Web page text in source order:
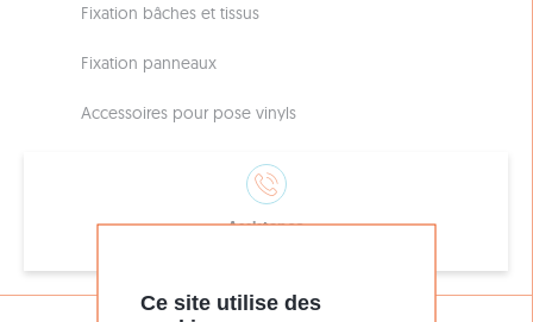
Fixation bâches et tissus
Fixation panneaux
Accessoires pour pose vinyls
Assistance
Ce site utilise des